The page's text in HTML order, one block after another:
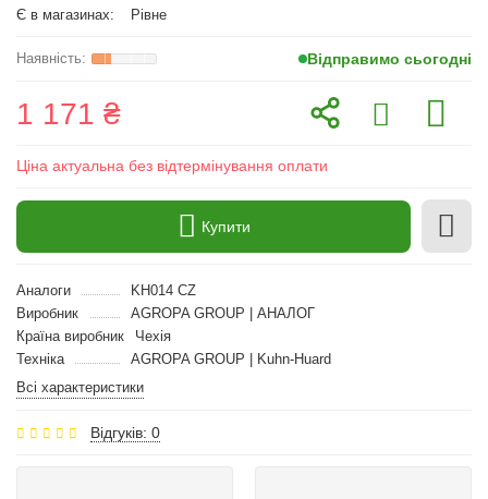
Є в магазинах:
Рівне
Відправимо сьогодні
1 171 ₴
Ціна актуальна без відтермінування оплати
Купити
Аналоги
KH014 CZ
Виробник
AGROPA GROUP | АНАЛОГ
Країна виробник
Чехія
Техніка
AGROPA GROUP | Kuhn-Huard
Всі характеристики
Відгуків: 0